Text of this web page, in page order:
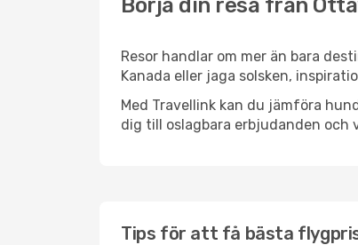
Börja din resa från
Resor handlar om mer än bara
Kanada eller jaga solsken,
Med Travellink kan du jämföra
dig till oslagbara erbjudanden
Tips för att få bästa